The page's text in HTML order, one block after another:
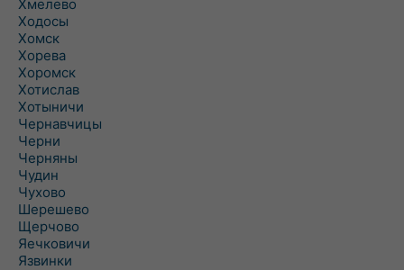
Хмелево
Ходосы
Хомск
Хорева
Хоромск
Хотислав
Хотыничи
Чернавчицы
Черни
Черняны
Чудин
Чухово
Шерешево
Щерчово
Яечковичи
Язвинки